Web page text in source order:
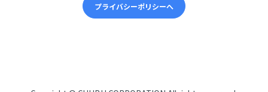
プライバシーポリシーへ